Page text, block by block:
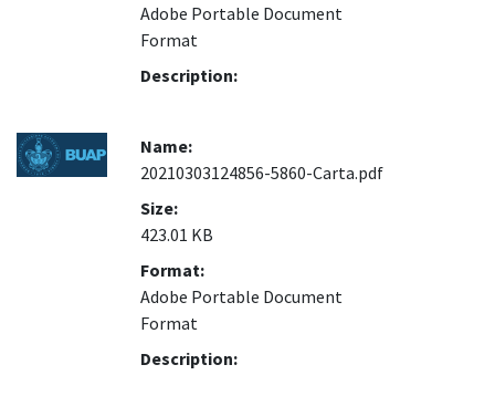
Adobe Portable Document
Format
Description:
Name:
20210303124856-5860-Carta.pdf
Size:
423.01 KB
Format:
Adobe Portable Document
Format
Description: